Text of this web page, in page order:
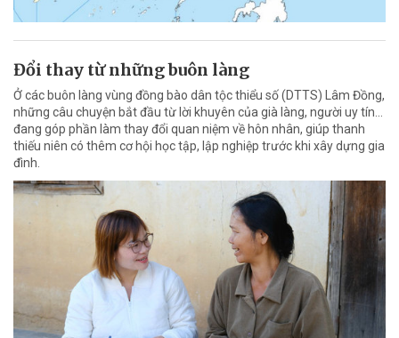
Đổi thay từ những buôn làng
Ở các buôn làng vùng đồng bào dân tộc thiểu số (DTTS) Lâm Đồng,
những câu chuyện bắt đầu từ lời khuyên của già làng, người uy tín…
đang góp phần làm thay đổi quan niệm về hôn nhân, giúp thanh
thiếu niên có thêm cơ hội học tập, lập nghiệp trước khi xây dựng gia
đình.